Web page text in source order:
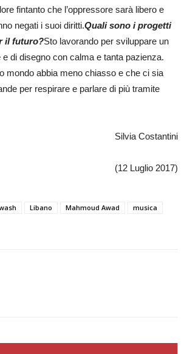
fintanto che l’oppressore sarà libero e
negati i suoi diritti.Quali sono i progetti
il futuro?Sto lavorando per sviluppare un
di disegno con calma e tanta pazienza.
mondo abbia meno chiasso e che ci sia
per respirare e parlare di più tramite
Silvia Costantini
(12 Luglio 2017)
Libano Mahmoud Awad
musica